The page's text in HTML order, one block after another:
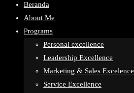
Beranda
About Me
Programs
Personal excellence
Leadership Excellence
Marketing & Sales Excelence
Service Excellence